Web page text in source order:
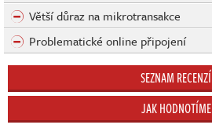
Větší důraz na mikrotransakce
Problematické online připojení
SEZNAM RECENZÍ
JAK HODNOTÍME